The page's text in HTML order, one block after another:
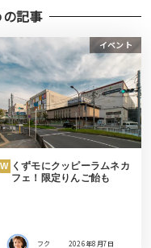
記事
イベント
くずモにクッピーラムネカ
フェ！限定りんご飴も
フク 2026年8月7日